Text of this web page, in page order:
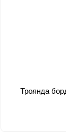
Троянда